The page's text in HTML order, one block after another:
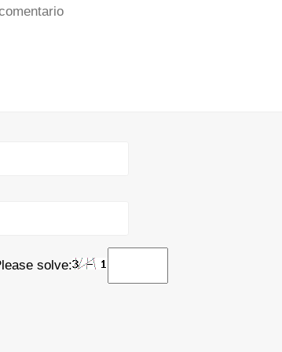
solve: